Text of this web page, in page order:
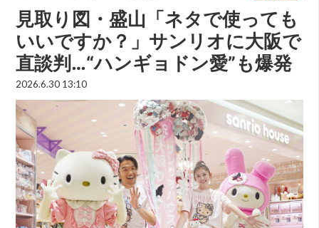
見取り図・盛山「ネタで使っても
いいですか？」サンリオに大阪で
直談判…“ハンギョドン愛”も爆発
2026.6.30 13:10